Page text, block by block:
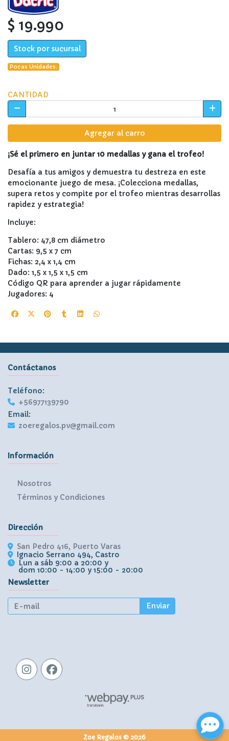
$ 19.990
Stock por sucursal
Pocas Unidades.
CANTIDAD
Agregar al carro
¡Sé el primero en juntar 10 medallas y gana el trofeo!
Desafía a tus amigos y demuestra tu destreza en este
emocionante juego de mesa. ¡Colecciona medallas,
supera retos y compite por el trofeo mientras desarrollas
rapidez y estrategia!
Incluye:
Tablero: 47,8 cm diámetro
Cartas: 9,5 x 7 cm
Fichas: 2,4 x 1,4 cm
Dado: 1,5 x 1,5 x 1,5 cm
Código QR para aprender a jugar rápidamente
Jugadores: 4
Contáctanos
Teléfono:
+56977139790
Email:
zoeregalos.pv@gmail.com
Información
Nosotros
Términos y Condiciones
Dirección
San Pedro 416, Puerto Varas
Ignacio Serrano 494, Castro
Lun a sáb 9:00 a 20:00 y
dom 10:00 - 14:00 y 15:00 - 20:00
Newsletter
Enviar
Zoe Regalos © 2026